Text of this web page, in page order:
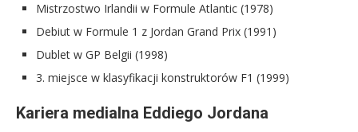
Mistrzostwo Irlandii w Formule Atlantic (1978)
Debiut w Formule 1 z Jordan Grand Prix (1991)
Dublet w GP Belgii (1998)
3. miejsce w klasyfikacji konstruktorów F1 (1999)
Kariera medialna Eddiego Jordana